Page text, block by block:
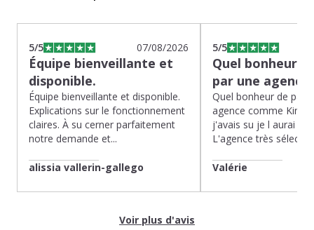
5/5 07/08/2026
Équipe bienveillante et
disponible.
Équipe bienveillante et disponible.
Explications sur le fonctionnement
claires. À su cerner parfaitement
notre demande et...
alissia vallerin-gallego
5/5
Quel bonheur
par une
Quel bonheur de
agence comme
j'avais su je l aurai
L'agence très
Valérie
Voir plus d'avis